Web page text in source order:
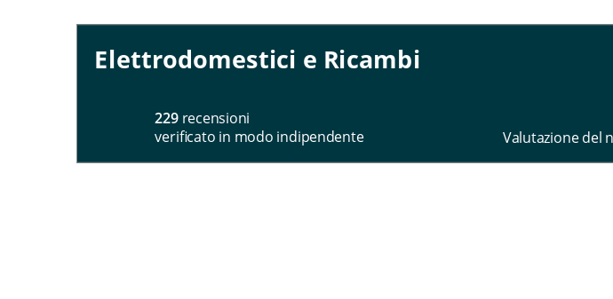
Elettrodomestici e Ricambi
229recensioni
verificato in modo indipendente
Valutazione del